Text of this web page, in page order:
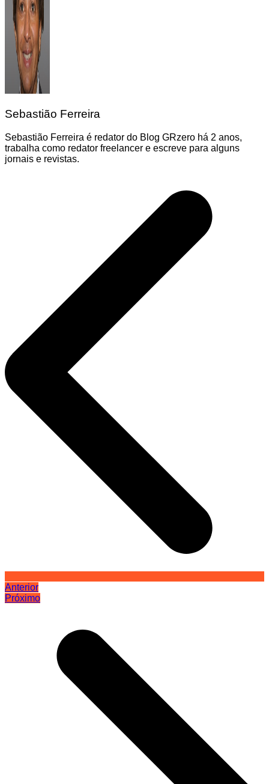
Sebastião Ferreira
Sebastião Ferreira é redator do Blog GRzero há 2 anos,
trabalha como redator freelancer e escreve para alguns
jornais e revistas.
Anterior
Próximo